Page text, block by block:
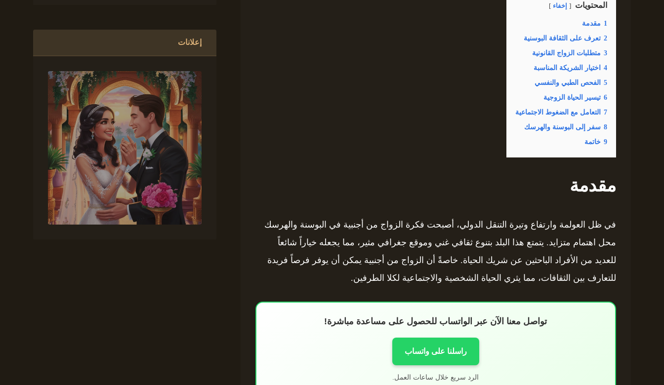
المحتويات إخفاء
1 مقدمة
2 تعرف على الثقافة البوسنية
3 متطلبات الزواج القانونية
4
اختيار الشريكة المناسبة
5
الفحص الطبي والنفسي
6 تيسير الحياة الزوجية
7
التعامل مع الضغوط الاجتماعية
8 سفر إلى البوسنة والهرسك
9 خاتمة
مقدمة
في ظل العولمة وارتفاع وتيرة التنقل الدولي، أصبحت فكرة الزواج من أجنبية في البوسنة والهرسك
محل اهتمام متزايد. يتمتع هذا البلد بتنوع ثقافي غني وموقع جغرافي مثير، مما يجعله خياراً شائعاً
للعديد من الأفراد الباحثين عن شريك الحياة. خاصةً أن الزواج من أجنبية يمكن أن يوفر فرصاً فريدة
للتعارف بين الثقافات، مما يثري الحياة الشخصية والاجتماعية لكلا الطرفين.
تواصل معنا الآن عبر الواتساب للحصول على مساعدة مباشرة!
راسلنا على واتساب
الرد سريع خلال ساعات العمل.
إعلانات